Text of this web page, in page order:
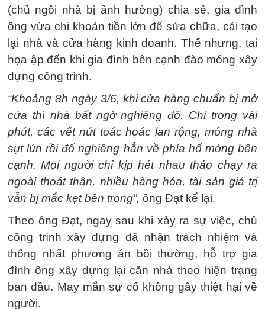
(chủ ngôi nhà bị ảnh hưởng) chia sẻ, gia đình
ông vừa chi khoản tiền lớn để sửa chữa, cải tạo
lại nhà và cửa hàng kinh doanh. Thế nhưng, tai
họa ập đến khi gia đình bên cạnh đào móng xây
dựng công trình.
“Khoảng 8h ngày 3/6, khi cửa hàng chuẩn bị mở
cửa thì nhà bất ngờ nghiêng đổ. Chỉ trong vài
phút, các vết nứt toác hoác lan rộng, móng nhà
sụt lún rồi đổ nghiêng hẳn về phía hố móng bên
cạnh. Mọi người chỉ kịp hét nhau tháo chạy ra
ngoài thoát thân, nhiều hàng hóa, tài sản giá trị
vẫn bị mắc kẹt bên trong”, ông Đạt kể lại.
Theo ông Đạt, ngay sau khi xảy ra sự việc, chủ
công trình xây dựng đã nhận trách nhiệm và
thống nhất phương án bồi thường, hỗ trợ gia
đình ông xây dựng lại căn nhà theo hiện trạng
ban đầu. May mắn sự cố không gây thiệt hại về
người.